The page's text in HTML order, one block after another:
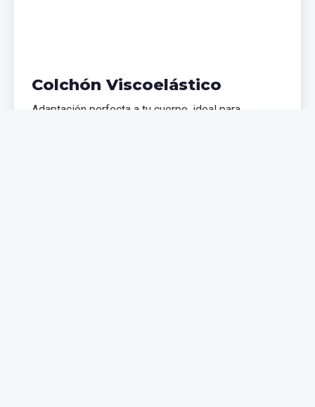
Colchón Viscoelástico
Adaptación perfecta a tu cuerpo, ideal para